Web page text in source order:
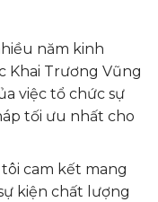
năm kinh
Khai Trương Vũng
việc tổ chức sự
tối ưu nhất cho
cam kết mang
kiện chất lượng